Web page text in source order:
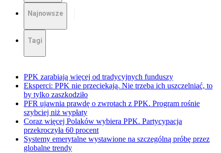
Najnowsze
Tagi
PPK zarabiają więcej od tradycyjnych funduszy
Eksperci: PPK nie przeciekają. Nie trzeba ich uszczelniać, to
by tylko zaszkodziło
PFR ujawnia prawdę o zwrotach z PPK. Program rośnie
szybciej niż wypłaty
Coraz więcej Polaków wybiera PPK. Partycypacja
przekroczyła 60 procent
Systemy emerytalne wystawione na szczególną próbę przez
globalne trendy